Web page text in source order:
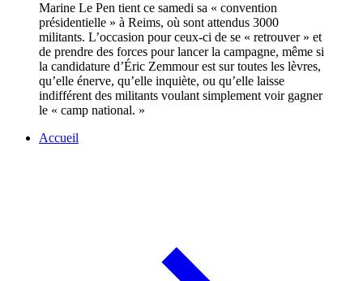
Marine Le Pen tient ce samedi sa « convention
présidentielle » à Reims, où sont attendus 3000
militants. L’occasion pour ceux-ci de se « retrouver » et
de prendre des forces pour lancer la campagne, même si
la candidature d’Éric Zemmour est sur toutes les lèvres,
qu’elle énerve, qu’elle inquiète, ou qu’elle laisse
indifférent des militants voulant simplement voir gagner
le « camp national. »
Accueil